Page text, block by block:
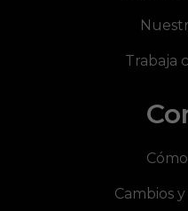
Trabaja
Cambios